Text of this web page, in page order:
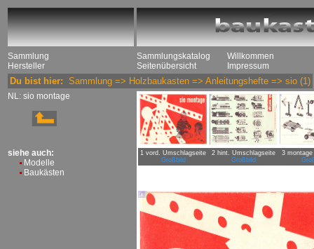
Sammlung
Hersteller
Sammlungskatalog
Seitenübersicht
Willkommen
Impressum
Du bist hier: Sammlung => Holzbaukasten => Anleitungshefte => sio (1)
NL: sio montage
siehe auch:
Modelle
Baukästen
1 vord. Umschlagseite
Großbild
2 hint. Umschlagseite
Großbild
3 montage